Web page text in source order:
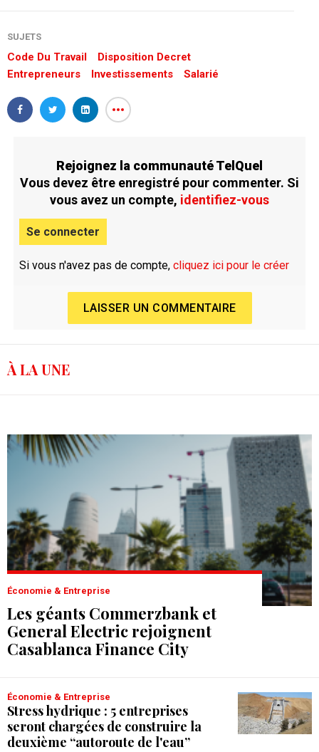
SUJETS
Code Du Travail
Disposition Decret
Entrepreneurs
Investissements Salarié
Rejoignez la communauté TelQuel
Vous devez être enregistré pour commenter. Si
vous avez un compte, identifiez-vous
Se connecter
Si vous n'avez pas de compte, cliquez ici pour le créer
LAISSER UN COMMENTAIRE
À LA UNE
Économie & Entreprise
Les géants Commerzbank et
General Electric rejoignent
Casablanca Finance City
Économie & Entreprise
Stress hydrique : 5 entreprises
seront chargées de construire la
deuxième “autoroute de l'eau”